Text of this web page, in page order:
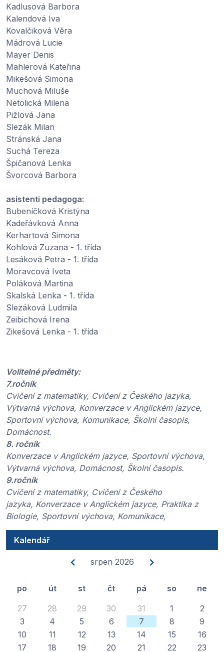
Kadlusová Barbora
Kalendová Iva
Kovalčiková Věra
Mádrová Lucie
Mayer Denis
Mahlerová Kateřina
Mikešová Simona
Muchová Miluše
Netolická Milena
Pižlová Jana
Slezák Milan
Stránská Jana
Suchá Tereza
Špičanová Lenka
Švorcová Barbora
asistenti pedagoga:
Bubeníčková Kristýna
Kadeřávková Anna
Kerhartová Simona
Kohlová Zuzana - 1. třída
Lesáková Petra - 1. třída
Moravcová Iveta
Poláková Martina
Skalská Lenka - 1. třída
Slezáková Ludmila
Zeibichová Irena
Zikešová Lenka - 1. třída
Volitelné předměty:
7.ročník
Cvičení z matematiky, Cvičení z Českého jazyka,
Výtvarná výchova, Konverzace v Anglickém jazyce,
Sportovní výchova, Komunikace, Školní časopis,
Domácnost.
8. ročník
Konverzace v Anglickém jazyce, Sportovní výchova,
Výtvarná výchova, Domácnost, Školní časopis.
9.ročník
Cvičení z matematiky, Cvičení z Českého
jazyka, Konverzace v Anglickém jazyce, Praktika z
Biologie, Sportovní výchova, Komunikace,
Kalendář
srpen 2026
po út st čt pá so
ne
27
28 29 30 31 1
2
3
4 5 6 7 8
9
10
11 12 13 14 15
16
17
18 19 20 21 22
23